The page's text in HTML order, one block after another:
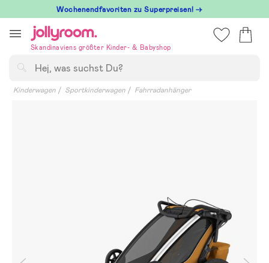
till
innehållet
Wochenendfavoriten zu Superpreisen! →
Skandinaviens größter Kinder- & Babyshop
Kinderwagen Sportkinderwagen Fahrradanhänger